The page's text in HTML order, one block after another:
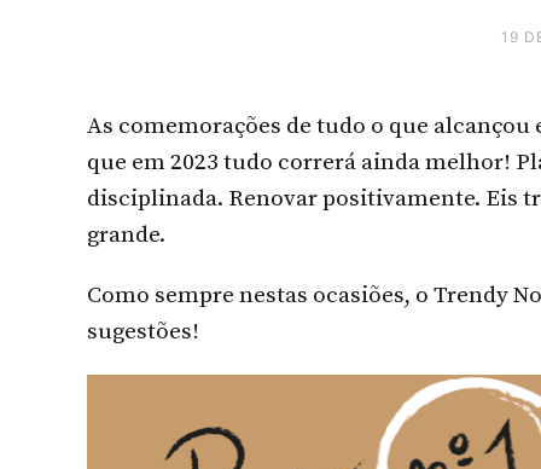
19
As comemorações de tudo o que
que em 2023 tudo correrá ainda melhor!
disciplinada. Renovar positivamente. Eis
grande.
Como sempre nestas ocasiões, o Trendy
sugestões!